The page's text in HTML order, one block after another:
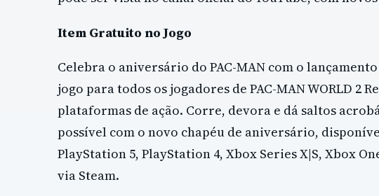
Item Gratuito no Jogo
Celebra o aniversário do PAC-MAN com o
jogo para todos os jogadores de PAC-MAN WORLD 2
plataformas de ação. Corre, devora e dá saltos
possível com o novo chapéu de aniversário,
PlayStation 5, PlayStation 4, Xbox Series X|S, Xbox
via Steam.